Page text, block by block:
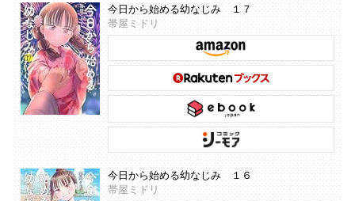
今日から始める幼なじみ １７
帯屋ミドリ
今日から始める幼なじみ １６
帯屋ミドリ